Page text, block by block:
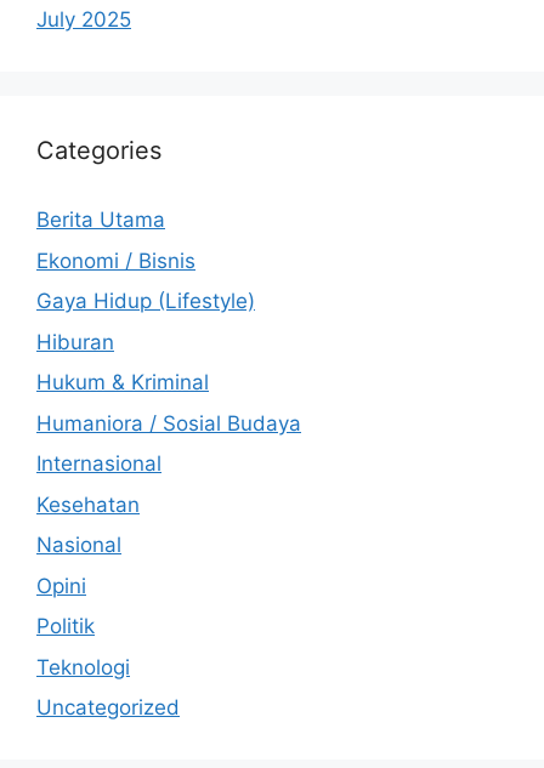
July 2025
Categories
Berita Utama
Ekonomi / Bisnis
Gaya Hidup (Lifestyle)
Hiburan
Hukum & Kriminal
Humaniora / Sosial Budaya
Internasional
Kesehatan
Nasional
Opini
Politik
Teknologi
Uncategorized